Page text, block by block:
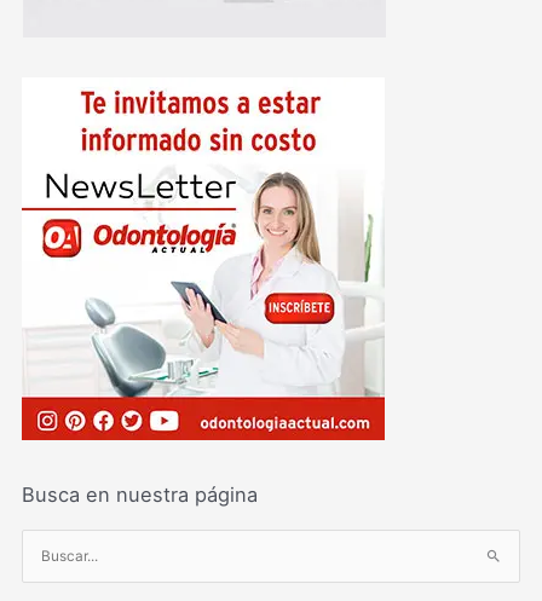
Busca en nuestra página
u